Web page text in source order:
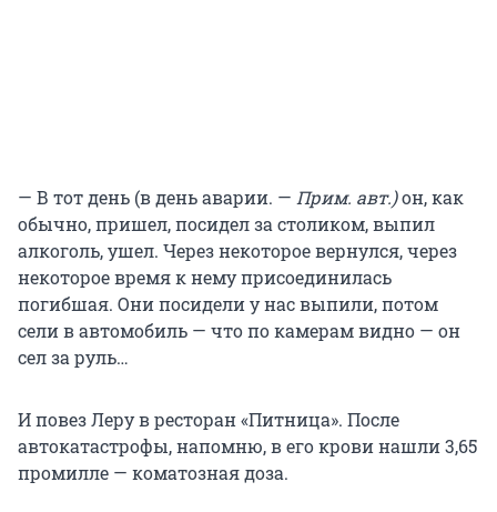
— В тот день (в день аварии. — Прим. авт.)он, как
обычно, пришел, посидел за столиком, выпил
алкоголь, ушел. Через некоторое вернулся, через
некоторое время к нему присоединилась
погибшая. Они посидели у нас выпили, потом
сели в автомобиль — что по камерам видно — он
сел за руль…
И повез Леру в ресторан «Питница». После
автокатастрофы, напомню, в его крови нашли 3,65
промилле — коматозная доза.